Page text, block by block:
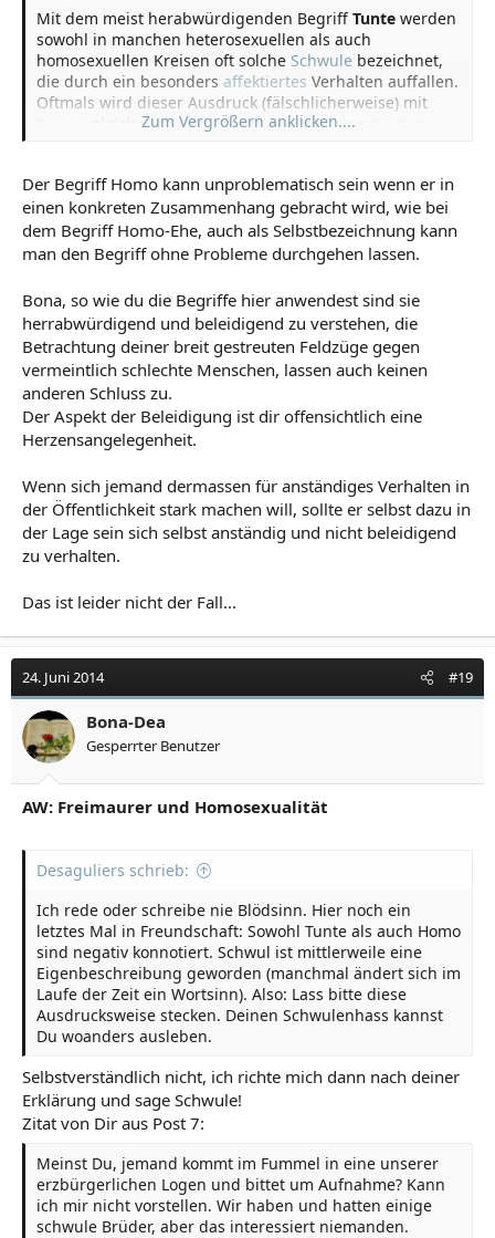
Mit dem meist herabwürdigenden Begriff Tunte werden
sowohl in manchen heterosexuellen als auch
homosexuellen Kreisen oft solche Schwule bezeichnet,
die durch ein besonders affektiertes Verhalten auffallen.
Oftmals wird dieser Ausdruck (fälschlicherweise) mit
gleichgesetzt, auch um es alsSchimpfwort
gemeint sein. Oftmals ist die Selbstdefinition als Tunte
mit dem Tragen von Frauenkleidung verbunden,
weshalb eine Verwechslung mitTravestiekünstlern
vorkommen kann. Andere Menschen als Tunte zu
bezeichnen, ist herabwürdigend. Von Homosexuellen
selbst angewandt, wird dieser Begriff zur Provokation
eingesetzt, er ist aber auch hier mit deutlich
geringschätziger Konnotation versehen.
Zum Vergrößern anklicken....
Der Begriff Homo kann unproblematisch sein wenn er in
einen konkreten Zusammenhang gebracht wird, wie bei
dem Begriff Homo-Ehe, auch als Selbstbezeichnung kann
man den Begriff ohne Probleme durchgehen lassen.
Bona, so wie du die Begriffe hier anwendest sind sie
herrabwürdigend und beleidigend zu verstehen, die
Betrachtung deiner breit gestreuten Feldzüge gegen
vermeintlich schlechte Menschen, lassen auch keinen
anderen Schluss zu.
Der Aspekt der Beleidigung ist dir offensichtlich eine
Herzensangelegenheit.
Wenn sich jemand dermassen für anständiges Verhalten in
der Öffentlichkeit stark machen will, sollte er selbst dazu in
der Lage sein sich selbst anständig und nicht beleidigend
zu verhalten.
Das ist leider nicht der Fall...
24. Juni 2014 #19
Bona-Dea
Gesperrter Benutzer
AW: Freimaurer und Homosexualität
Desaguliers schrieb:
Ich rede oder schreibe nie Blödsinn. Hier noch ein
letztes Mal in Freundschaft: Sowohl Tunte als auch Homo
sind negativ konnotiert. Schwul ist mittlerweile eine
Eigenbeschreibung geworden (manchmal ändert sich im
Laufe der Zeit ein Wortsinn). Also: Lass bitte diese
Ausdrucksweise stecken. Deinen Schwulenhass kannst
Du woanders ausleben.
Selbstverständlich nicht, ich richte mich dann nach deiner
Erklärung und sage Schwule!
Zitat von Dir aus Post 7:
Meinst Du, jemand kommt im Fummel in eine unserer
erzbürgerlichen Logen und bittet um Aufnahme? Kann
ich mir nicht vorstellen. Wir haben und hatten einige
schwule Brüder, aber das interessiert niemanden.